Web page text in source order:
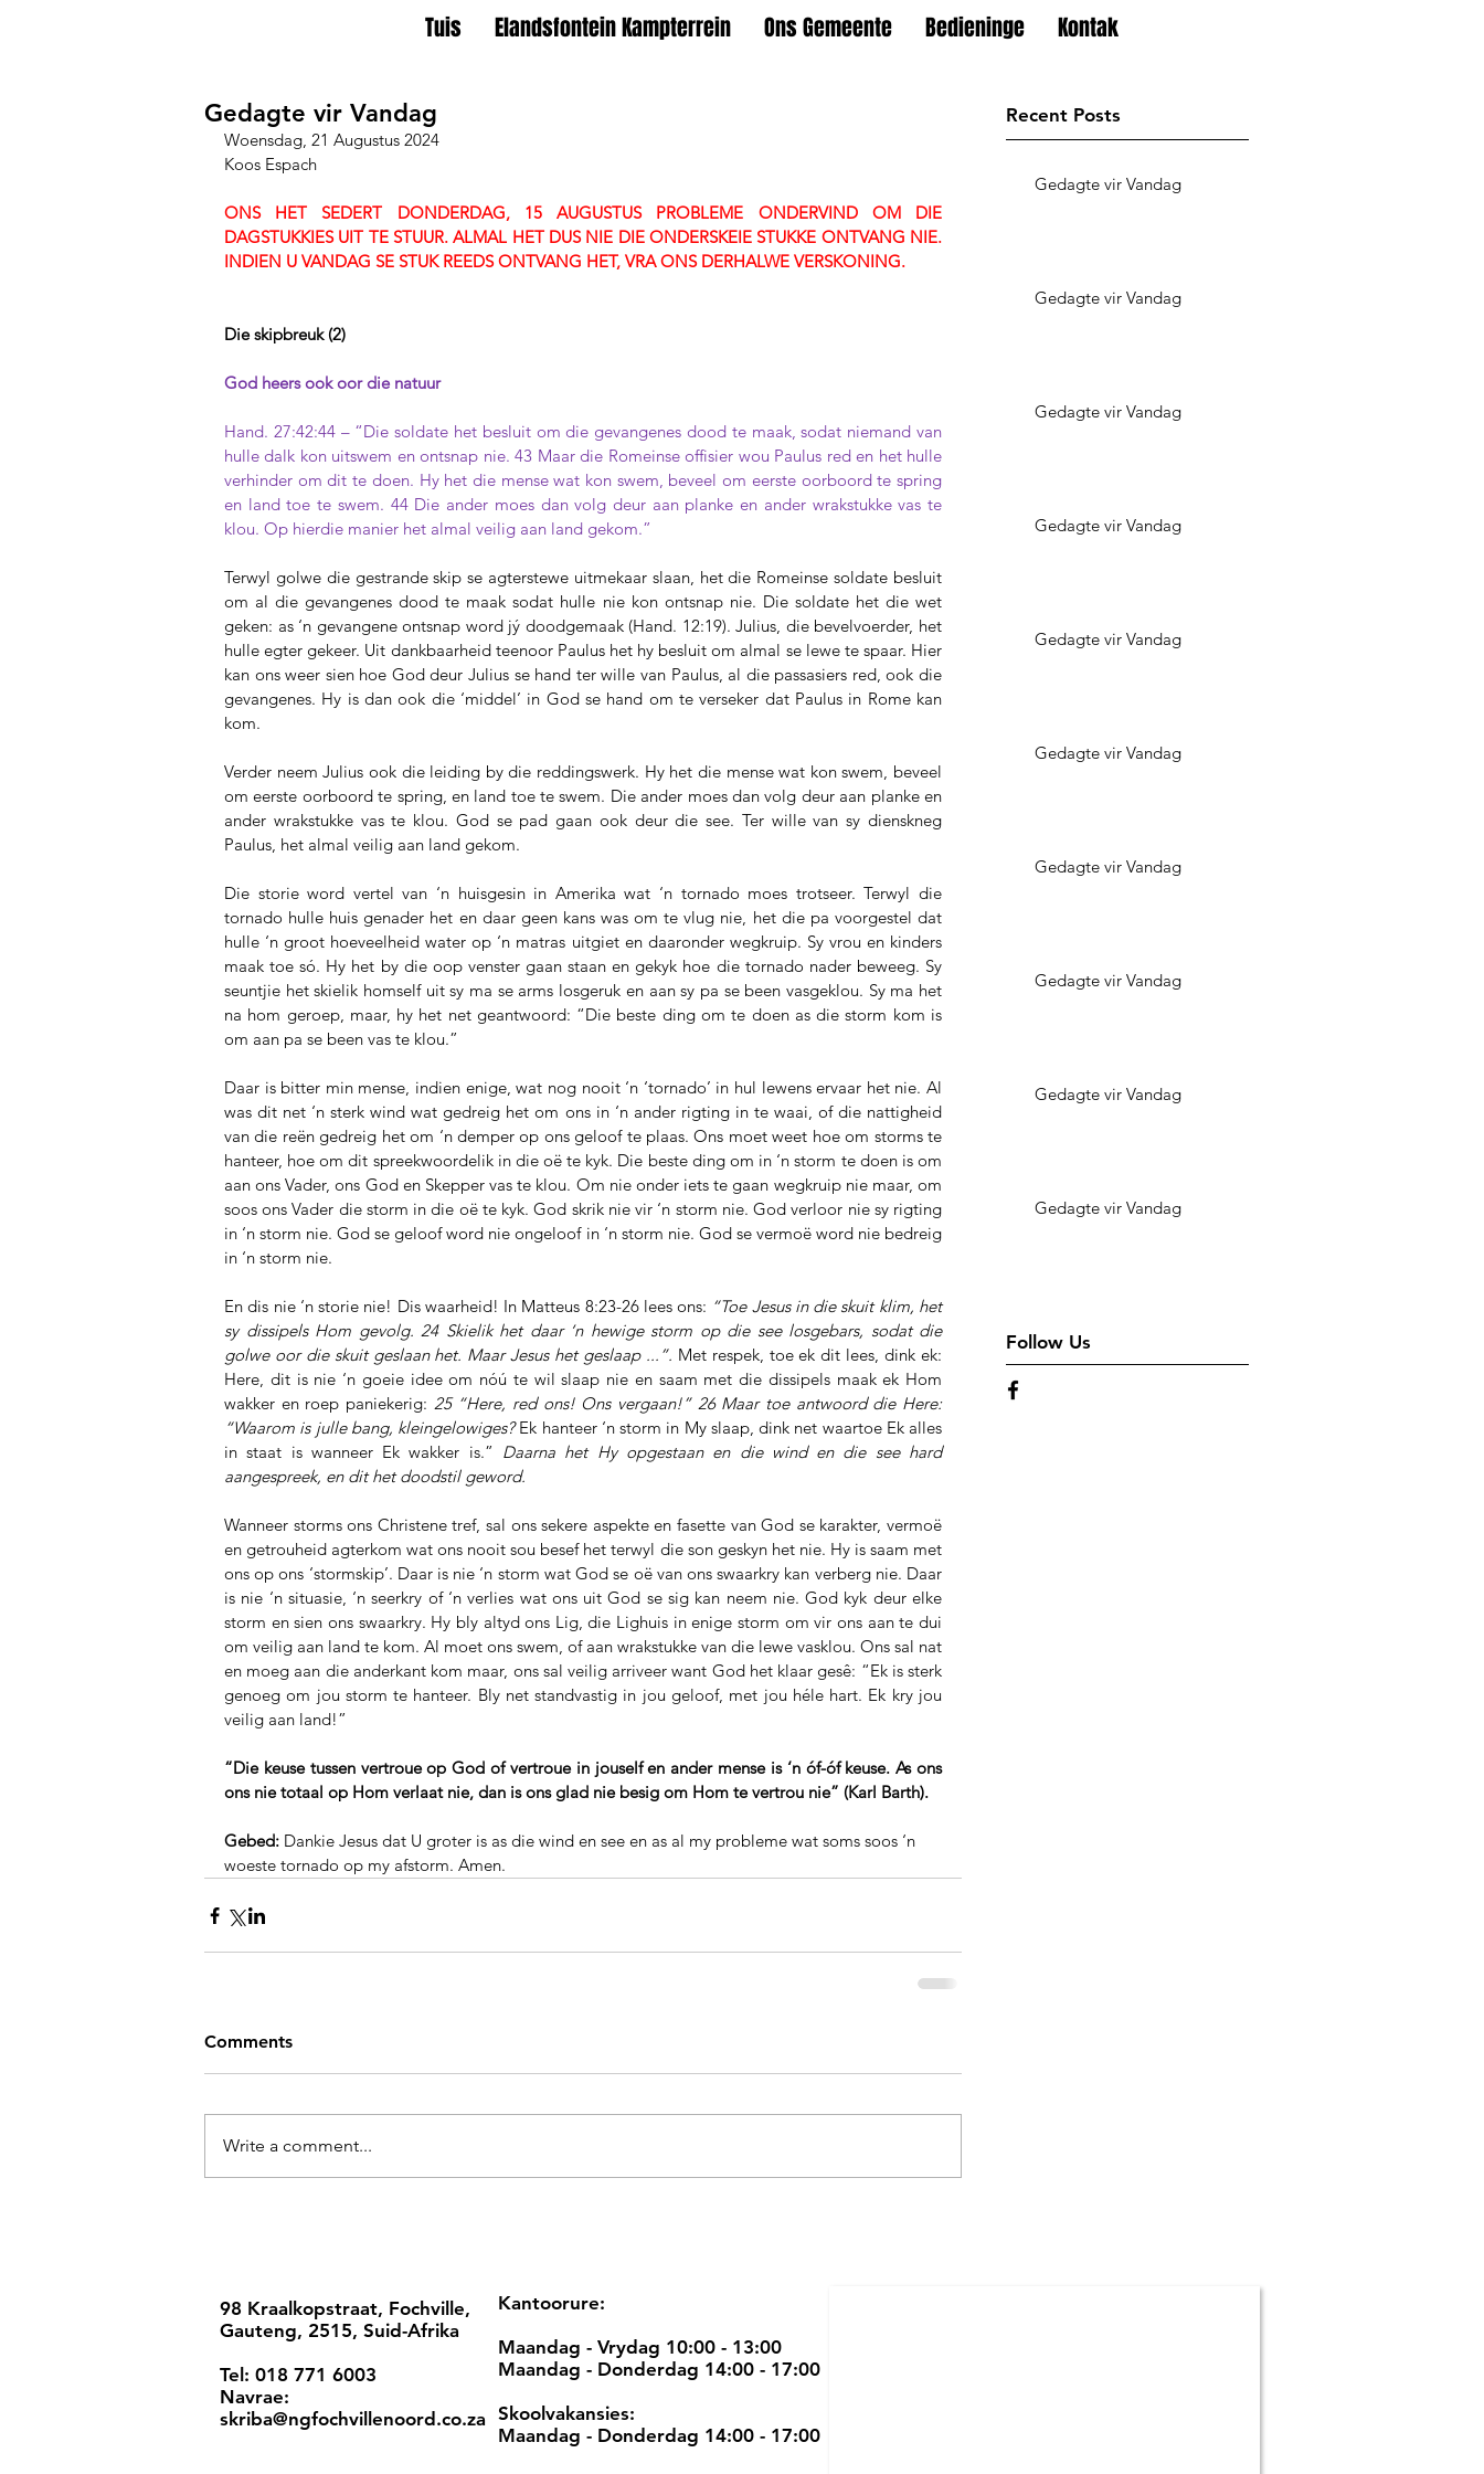
Tuis Elandsfontein Kampterrein Ons Gemeente Bedieninge Kontak
Gedagte vir Vandag
Woensdag, 21 Augustus 2024
Koos Espach
ONS HET SEDERT DONDERDAG, 15 AUGUSTUS PROBLEME ONDERVIND OM DIE
DAGSTUKKIES UIT TE STUUR. ALMAL HET DUS NIE DIE ONDERSKEIE STUKKE ONTVANG NIE.
INDIEN U VANDAG SE STUK REEDS ONTVANG HET, VRA ONS DERHALWE VERSKONING.
Die skipbreuk (2)
God heers ook oor die natuur
Hand. 27:42:44 – “Die soldate het besluit om die gevangenes dood te maak, sodat niemand van
hulle dalk kon uitswem en ontsnap nie. 43 Maar die Romeinse offisier wou Paulus red en het hulle
verhinder om dit te doen. Hy het die mense wat kon swem, beveel om eerste oorboord te spring
en land toe te swem. 44 Die ander moes dan volg deur aan planke en ander wrakstukke vas te
klou. Op hierdie manier het almal veilig aan land gekom.”
Terwyl golwe die gestrande skip se agterstewe uitmekaar slaan, het die Romeinse soldate besluit
om al die gevangenes dood te maak sodat hulle nie kon ontsnap nie. Die soldate het die wet
geken: as ‘n gevangene ontsnap word jý doodgemaak (Hand. 12:19). Julius, die bevelvoerder, het
hulle egter gekeer. Uit dankbaarheid teenoor Paulus het hy besluit om almal se lewe te spaar. Hier
kan ons weer sien hoe God deur Julius se hand ter wille van Paulus, al die passasiers red, ook die
gevangenes. Hy is dan ook die ‘middel’ in God se hand om te verseker dat Paulus in Rome kan
kom.
Verder neem Julius ook die leiding by die reddingswerk. Hy het die mense wat kon swem, beveel
om eerste oorboord te spring, en land toe te swem. Die ander moes dan volg deur aan planke en
ander wrakstukke vas te klou. God se pad gaan ook deur die see. Ter wille van sy dienskneg
Paulus, het almal veilig aan land gekom.
Die storie word vertel van ‘n huisgesin in Amerika wat ‘n tornado moes trotseer. Terwyl die
tornado hulle huis genader het en daar geen kans was om te vlug nie, het die pa voorgestel dat
hulle ‘n groot hoeveelheid water op ‘n matras uitgiet en daaronder wegkruip. Sy vrou en kinders
maak toe só. Hy het by die oop venster gaan staan en gekyk hoe die tornado nader beweeg. Sy
seuntjie het skielik homself uit sy ma se arms losgeruk en aan sy pa se been vasgeklou. Sy ma het
na hom geroep, maar, hy het net geantwoord: “Die beste ding om te doen as die storm kom is
om aan pa se been vas te klou.”
Daar is bitter min mense, indien enige, wat nog nooit ‘n ‘tornado’ in hul lewens ervaar het nie. Al
was dit net ‘n sterk wind wat gedreig het om ons in ‘n ander rigting in te waai, of die nattigheid
van die reën gedreig het om ‘n demper op ons geloof te plaas. Ons moet weet hoe om storms te
hanteer, hoe om dit spreekwoordelik in die oë te kyk. Die beste ding om in ‘n storm te doen is om
aan ons Vader, ons God en Skepper vas te klou. Om nie onder iets te gaan wegkruip nie maar, om
soos ons Vader die storm in die oë te kyk. God skrik nie vir ‘n storm nie. God verloor nie sy rigting
in ‘n storm nie. God se geloof word nie ongeloof in ‘n storm nie. God se vermoë word nie bedreig
in ‘n storm nie.
En dis nie ‘n storie nie! Dis waarheid! In Matteus 8:23-26 lees ons: “Toe Jesus in die skuit klim, het
sy dissipels Hom gevolg. 24 Skielik het daar ‘n hewige storm op die see losgebars, sodat die
golwe oor die skuit geslaan het. Maar Jesus het geslaap ...”. Met respek, toe ek dit lees, dink ek:
Here, dit is nie ‘n goeie idee om nóú te wil slaap nie en saam met die dissipels maak ek Hom
wakker en roep paniekerig: 25 “Here, red ons! Ons vergaan!” 26 Maar toe antwoord die Here:
“Waarom is julle bang, kleingelowiges? Ek hanteer ‘n storm in My slaap, dink net waartoe Ek alles
in staat is wanneer Ek wakker is.” Daarna het Hy opgestaan en die wind en die see hard
aangespreek, en dit het doodstil geword.
Wanneer storms ons Christene tref, sal ons sekere aspekte en fasette van God se karakter, vermoë
en getrouheid agterkom wat ons nooit sou besef het terwyl die son geskyn het nie. Hy is saam met
ons op ons ‘stormskip’. Daar is nie ‘n storm wat God se oë van ons swaarkry kan verberg nie. Daar
is nie ‘n situasie, ‘n seerkry of ‘n verlies wat ons uit God se sig kan neem nie. God kyk deur elke
storm en sien ons swaarkry. Hy bly altyd ons Lig, die Lighuis in enige storm om vir ons aan te dui
om veilig aan land te kom. Al moet ons swem, of aan wrakstukke van die lewe vasklou. Ons sal nat
en moeg aan die anderkant kom maar, ons sal veilig arriveer want God het klaar gesê: “Ek is sterk
genoeg om jou storm te hanteer. Bly net standvastig in jou geloof, met jou héle hart. Ek kry jou
veilig aan land!”
“Die keuse tussen vertroue op God of vertroue in jouself en ander mense is ‘n óf-óf keuse. As ons
ons nie totaal op Hom verlaat nie, dan is ons glad nie besig om Hom te vertrou nie” (Karl Barth).
Gebed: Dankie Jesus dat U groter is as die wind en see en as al my probleme wat soms soos ‘n
woeste tornado op my afstorm. Amen.
Comments
Write a comment...
Recent Posts
Gedagte vir Vandag
Gedagte vir Vandag
Gedagte vir Vandag
Gedagte vir Vandag
Gedagte vir Vandag
Gedagte vir Vandag
Gedagte vir Vandag
Gedagte vir Vandag
Gedagte vir Vandag
Gedagte vir Vandag
Follow Us
98 Kraalkopstraat, Fochville,
Gauteng, 2515, Suid-Afrika
Tel: 018 771 6003
Navrae:
skriba@ngfochvillenoord.co.za
Kantoorure:
Maandag - Vrydag 10:00 - 13:00
Maandag - Donderdag 14:00 - 17:00
Skoolvakansies:
Maandag - Donderdag 14:00 - 17:00